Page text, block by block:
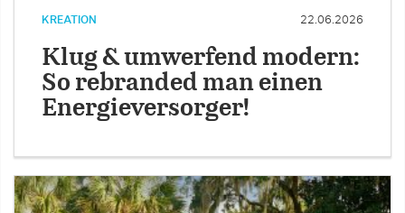
KREATION 22.06.2026
Klug & umwerfend modern:
So rebranded man einen
Energieversorger!